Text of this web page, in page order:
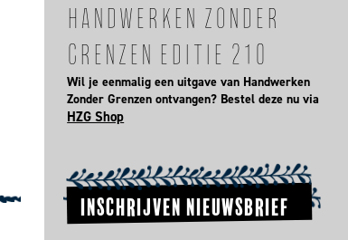
HANDWERKEN ZONDER
GRENZEN EDITIE 210
Wil je eenmalig een uitgave van Handwerken
Zonder Grenzen ontvangen? Bestel deze nu via
HZG Shop
INSCHRIJVEN NIEUWSBRIEF